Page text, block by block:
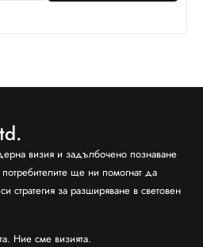
визия и задълбочено познаване
потребителите ще ни помогнат да
стратегия за разширяване в световен
Ние сме визията.